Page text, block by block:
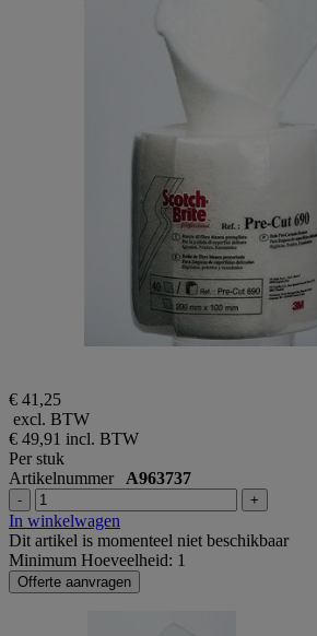
€ 41,25
excl. BTW
€ 49,91 incl. BTW
Per stuk
Artikelnummer A963737
- +
In winkelwagen
Dit artikel is momenteel niet beschikbaar
Minimum Hoeveelheid: 1
Offerte aanvragen